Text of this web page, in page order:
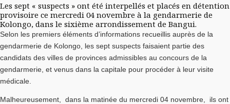
Les sept « suspects » ont été interpellés et placés en détention
provisoire ce mercredi 04 novembre à la gendarmerie de
Kolongo, dans le sixième arrondissement de Bangui.
Selon les premiers éléments d’informations recueillis auprès de la
gendarmerie de Kolongo, les sept suspects faisaient partie des
candidats des villes de provinces admissibles au concours de la
gendarmerie, et venus dans la capitale pour procéder à leur visite
médicale.
Malheureusement, dans la matinée du mercredi 04 novembre, ils ont